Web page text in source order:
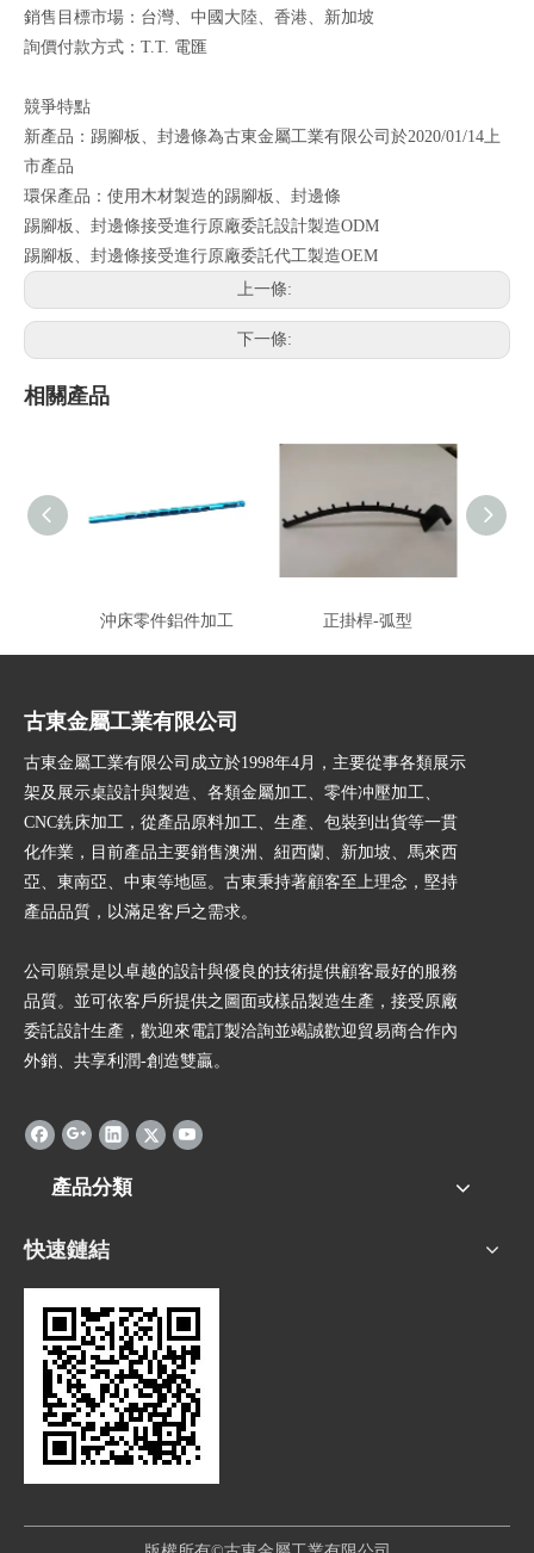
銷售目標市場：台灣、中國大陸、香港、新加坡
詢價付款方式：T.T. 電匯
競爭特點
新產品：踢腳板、封邊條為古東金屬工業有限公司於2020/01/14上
市產品
環保產品：使用木材製造的踢腳板、封邊條
踢腳板、封邊條接受進行原廠委託設計製造ODM
踢腳板、封邊條接受進行原廠委託代工製造OEM
上一條:
下一條:
相關產品
沖床零件鋁件加工 正掛桿-弧型
古東金屬工業有限公司
古東金屬工業有限公司成立於1998年4月，主要從事各類展示
架及展示桌設計與製造、各類金屬加工、零件冲壓加工、
CNC銑床加工，從產品原料加工、生產、包裝到出貨等一貫
化作業，目前產品主要銷售澳洲、紐西蘭、新加坡、馬來西
亞、東南亞、中東等地區。古東秉持著顧客至上理念，堅持
產品品質，以滿足客戶之需求。
公司願景是以卓越的設計與優良的技術提供顧客最好的服務
品質。並可依客戶所提供之圖面或樣品製造生產，接受原廠
委託設計生產，歡迎來電訂製洽詢並竭誠歡迎貿易商合作內
外銷、共享利潤-創造雙贏。
產品分類
快速鏈結